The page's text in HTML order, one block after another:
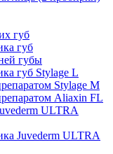
губ
губ
губы
губ Stylage L
Stylage M
Aliaxin FL
ULTRA
Juvederm ULTRA